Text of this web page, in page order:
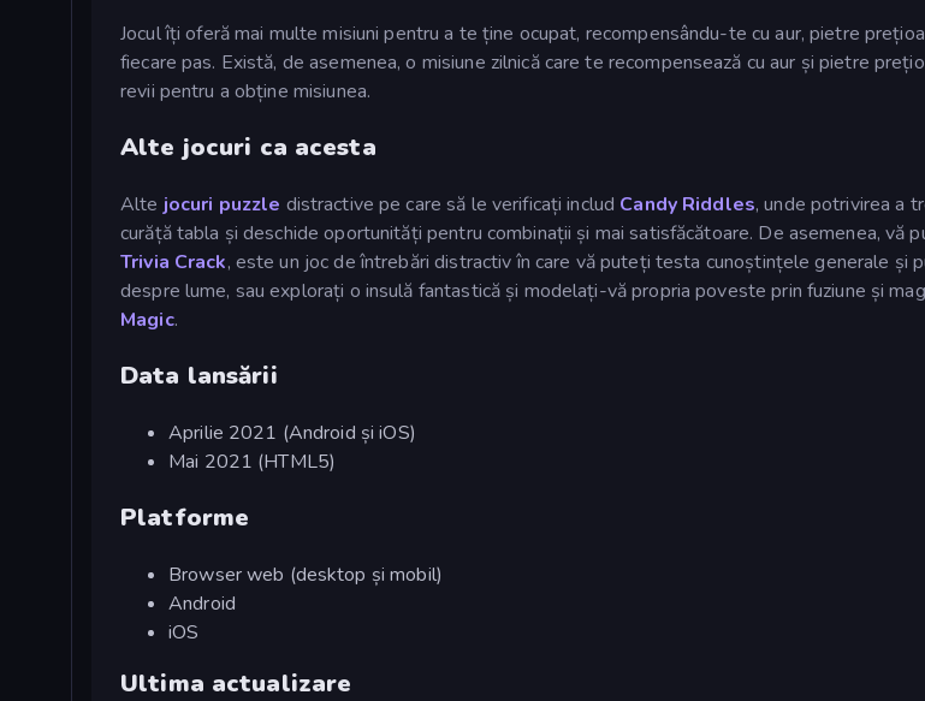
Jocul îți oferă mai multe misiuni pentru a te ține ocupat, recompensându-te cu aur, pietre
fiecare pas. Există, de asemenea, o misiune zilnică care te recompensează cu aur și pietre
revii pentru a obține misiunea.
Alte jocuri ca acesta
Alte jocuri puzzle distractive pe care să le verificați includ Candy Riddles, unde potrivirea a
curăță tabla și deschide oportunități pentru combinații și mai satisfăcătoare. De asemenea, vă
Trivia Crack, este un joc de întrebări distractiv în care vă puteți testa cunoștințele generale și
despre lume, sau explorați o insulă fantastică și modelați-vă propria poveste prin fuziune și
Magic.
Data lansării
Aprilie 2021 (Android și iOS)
Mai 2021 (HTML5)
Platforme
Browser web (desktop și mobil)
Android
iOS
Ultima actualizare